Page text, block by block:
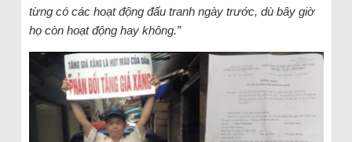
từng có các hoạt động đấu tranh ngày trước, dù bây giờ
họ còn hoạt động hay không.”